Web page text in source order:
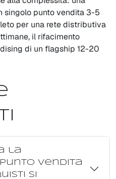
singolo punto vendita 3-5
per una rete distributiva
il rifacimento
di un flagship 12-20
la
vendita
si